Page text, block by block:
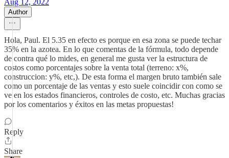
Aug 12, 2022
Author
Hola, Paul. El 5.35 en efecto es porque en esa zona se puede techar
35% en la azotea. En lo que comentas de la fórmula, todo depende
de contra qué lo mides, en general me gusta ver la estructura de
costos como porcentajes sobre la venta total (terreno: x%,
construccion: y%, etc,). De esta forma el margen bruto también sale
como un porcentaje de las ventas y esto suele coincidir con como se
ve en los estados financieros, controles de costo, etc. Muchas gracias
por los comentarios y éxitos en las metas propuestas!
Reply
Share